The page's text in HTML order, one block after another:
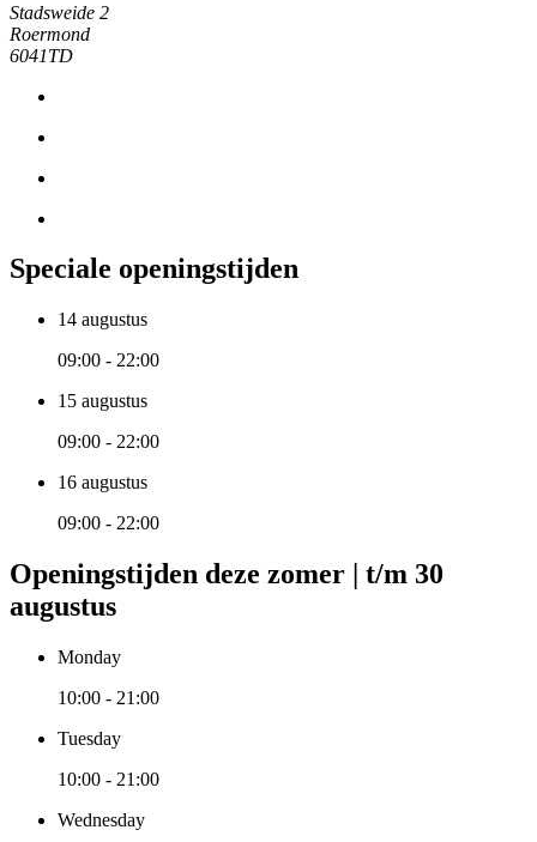
Stadsweide 2
Roermond
6041TD
Speciale openingstijden
14 augustus
09:00 - 22:00
15 augustus
09:00 - 22:00
16 augustus
09:00 - 22:00
Openingstijden deze zomer | t/m 30
augustus
Monday
10:00 - 21:00
Tuesday
10:00 - 21:00
Wednesday